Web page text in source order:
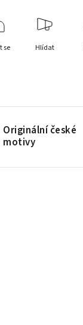
se Hlídat
Originální české
motivy